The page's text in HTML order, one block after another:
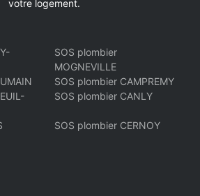
votre logement.
SOS plombier
MOGNEVILLE
SOS plombier CAMPREMY
SOS plombier CANLY
SOS plombier CERNOY